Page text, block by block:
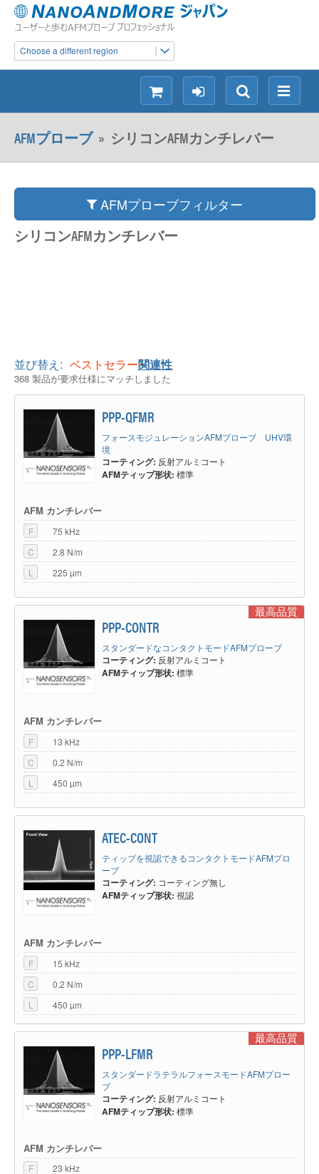
Choose a different region
メ
ニ
検
索
ロ
グ
イ
シ
ョ
ッ
グ
AFMプローブ» シリコンAFMカンチレバー
AFMプローブフィルター
シリコンAFMカンチレバー
並び替え: ベストセラー関連性
368 製品が要求仕様にマッチしました
PPP-QFMR
フォースモジュレーションAFMプローブ UHV環
境
コーティング: 反射アルミコート
AFMティップ形状: 標準
AFM カンチレバー
F
75 kHz
C
2.8 N/m
L
225 µm
最高品質
PPP-CONTR
スタンダードなコンタクトモードAFMプローブ
コーティング: 反射アルミコート
AFMティップ形状: 標準
AFM カンチレバー
F
13 kHz
C
0.2 N/m
L
450 µm
ATEC-CONT
ティップを視認できるコンタクトモードAFMプロ
ーブ
コーティング: コーティング無し
AFMティップ形状: 視認
AFM カンチレバー
F
15 kHz
C
0.2 N/m
L
450 µm
最高品質
PPP-LFMR
スタンダードラテラルフォースモードAFMプロー
ブ
コーティング: 反射アルミコート
AFMティップ形状: 標準
AFM カンチレバー
F
23 kHz